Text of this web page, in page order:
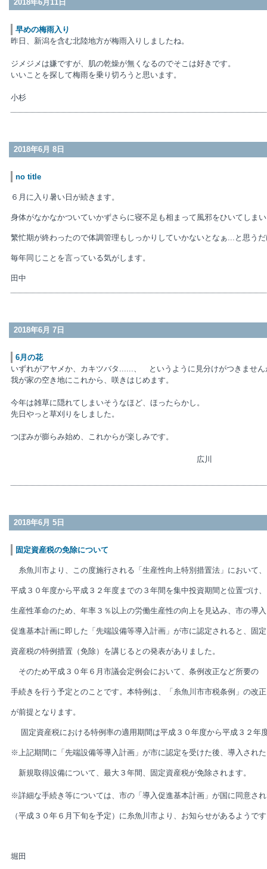
2018年6月11日
早めの梅雨入り
昨日、新潟を含む北陸地方が梅雨入りしましたね。
ジメジメは嫌ですが、肌の乾燥が無くなるのでそこは好きです。
いいことを探して梅雨を乗り切ろうと思います。
小杉
2018年6月 8日
no title
６月に入り暑い日が続きます。
身体がなかなかついていかずさらに寝不足も相まって風邪をひいてしま
繁忙期が終わったので体調管理もしっかりしていかないとなぁ...と思う
毎年同じことを言っている気がします。
田中
2018年6月 7日
6月の花
いずれがアヤメか、カキツバタ......、 というように見分けがつきません
我が家の空き地にこれから、咲きはじめます。
今年は雑草に隠れてしまいそうなほど、ほったらかし。
先日やっと草刈りをしました。
つぼみが膨らみ始め、これからが楽しみです。
広川
2018年6月 5日
固定資産税の免除について
糸魚川市より、この度施行される「生産性向上特別措置法」において、
平成３０年度から平成３２年度までの３年間を集中投資期間と位置づけ、
生産性革命のため、年率３％以上の労働生産性の向上を見込み、市の導入
促進基本計画に即した「先端設備等導入計画」が市に認定されると、固定
資産税の特例措置（免除）を講じるとの発表がありました。
そのため平成３０年６月市議会定例会において、条例改正など所要の
手続きを行う予定とのことです。本特例は、「糸魚川市市税条例」の改正
が前提となります。
固定資産税における特例率の適用期間は平成３０年度から平成３２年
※上記期間に「先端設備等導入計画」が市に認定を受けた後、導入された
新規取得設備について、最大３年間、固定資産税が免除されます。
※詳細な手続き等については、市の「導入促進基本計画」が国に同意さ
（平成３０年６月下旬を予定）に糸魚川市より、お知らせがあるようで
堀田